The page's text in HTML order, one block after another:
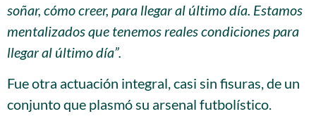
soñar, cómo creer, para llegar al último día. Estamos
mentalizados que tenemos reales condiciones para
llegar al último día”.
Fue otra actuación integral, casi sin fisuras, de un
conjunto que plasmó su arsenal futbolístico.